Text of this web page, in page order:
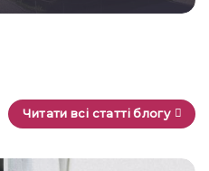
Читати всі статті блогу